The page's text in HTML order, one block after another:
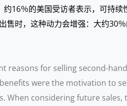
16％的美国受访者表示，可持续
时，这种动力会增强：大约30％
for selling second-
were the motivation to
When considering future